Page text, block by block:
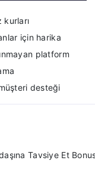
kurları
için harika
platform
desteği
Tavsiye Et